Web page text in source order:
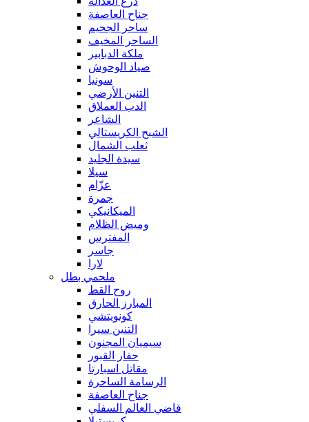
جناح العاصفة
ساحر الجحيم
الساحر المخيف
ملكة الدبابير
صياد الوحوش
سونيا
التنين الأرضي
الدب العملاق
الشاعر
الشبح الكريستالي
ثعلب الشمال
سيدة الجليد
سيلا
عزّام
جمرة
الميكانيكي
وميض الظلام
المفترس
جاسر
لارا
ملحمي بطل
روح القط
المبارز الحارق
كونويتشي
التنين سيرا
سيميان المجنون
حفار القبور
مقاتل اسبارتا
الرسامة الساحرة
جناح العاصفة
قاضي العالم السفلي